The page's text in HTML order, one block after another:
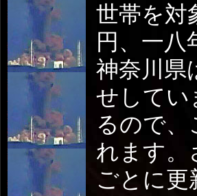
世帯を対
円、一八
神奈川県
せしてい
るので
れます。
ごとに更